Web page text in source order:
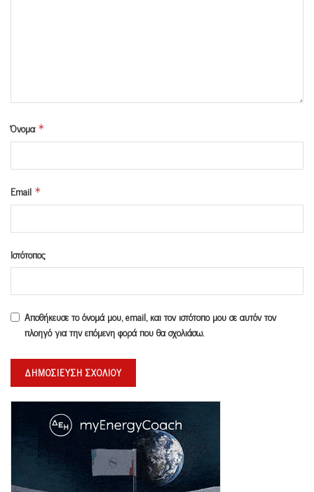
Όνομα *
Email *
Ιστότοπος
Αποθήκευσε το όνομά μου, email, και τον ιστότοπο μου σε αυτόν τον
πλοηγό για την επόμενη φορά που θα σχολιάσω.